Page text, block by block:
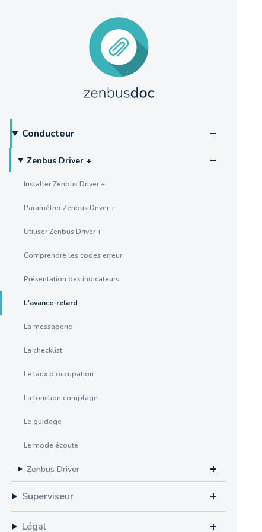
Conducteur
Zenbus Driver +
Installer Zenbus Driver +
Paramétrer Zenbus Driver +
Utiliser Zenbus Driver +
Comprendre les codes erreur
Présentation des indicateurs
L'avance-retard
La messagerie
La checklist
Le taux d'occupation
La fonction comptage
Le guidage
Le mode écoute
Zenbus Driver
Superviseur
Légal